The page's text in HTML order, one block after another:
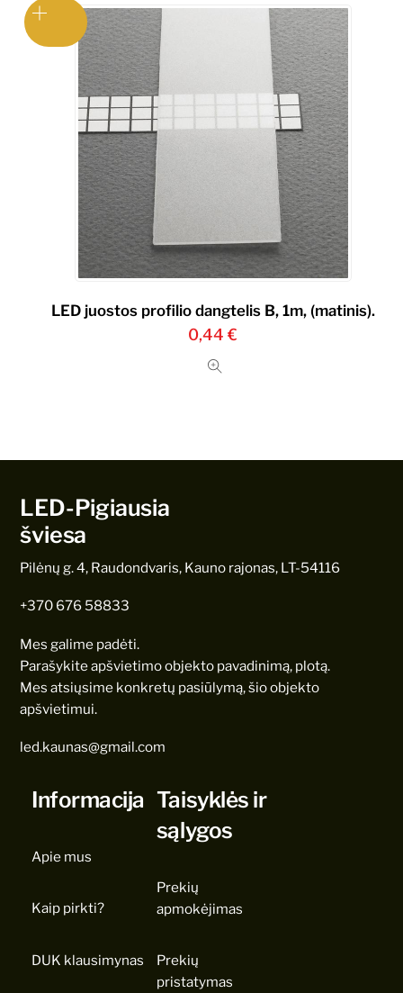
LED juostos profilio dangtelis B, 1m, (matinis).
0,44€
LED-Pigiausia
šviesa
Pilėnų g. 4, Raudondvaris, Kauno rajonas, LT-54116
+370 676 58833
Mes galime padėti.
Parašykite apšvietimo objekto pavadinimą, plotą.
Mes atsiųsime konkretų pasiūlymą, šio objekto
apšvietimui.
led.kaunas@gmail.com
Informacija
Apie mus
Kaip pirkti?
DUK klausimynas
Taisyklės ir
sąlygos
Prekių
apmokėjimas
Prekių
pristatymas